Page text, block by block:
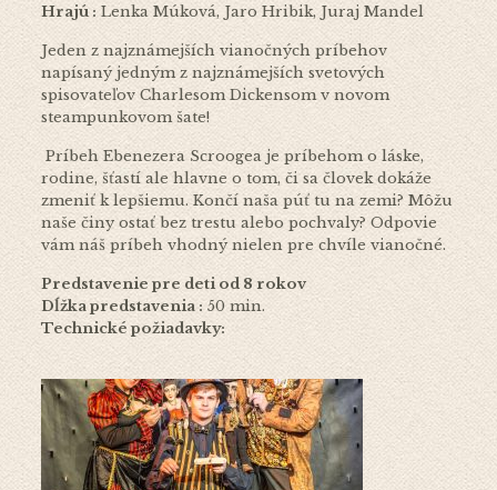
Hrajú : Lenka Múková, Jaro Hribik, Juraj Mandel
Jeden z najznámejších vianočných príbehov
napísaný jedným z najznámejších svetových
spisovateľov Charlesom Dickensom v novom
steampunkovom šate!
Príbeh Ebenezera Scroogea je príbehom o láske,
rodine, šťastí ale hlavne o tom, či sa človek dokáže
zmeniť k lepšiemu. Končí naša púť tu na zemi? Môžu
naše činy ostať bez trestu alebo pochvaly? Odpovie
vám náš príbeh vhodný nielen pre chvíle vianočné.
Predstavenie pre deti od 8 rokov
Dĺžka predstavenia : 50 min.
Technické požiadavky: